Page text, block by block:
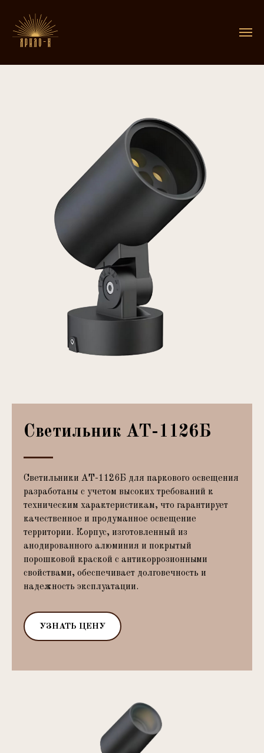
Светильник АТ-1126Б
Светильники АТ-1126Б для паркового освещения
разработаны с учетом высоких требований к
техническим характеристикам, что гарантирует
качественное и продуманное освещение
территории. Корпус, изготовленный из
анодированного алюминия и покрытый
порошковой краской с антикоррозионными
свойствами, обеспечивает долговечность и
надежность эксплуатации.
УЗНАТЬ ЦЕНУ